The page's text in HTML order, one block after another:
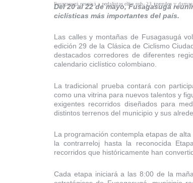
Fusagasugá reunirá a pedalistas élite, sub-23, juveniles y
Del 20 al 22 de mayo, Fusagasugá
ciclísticas más importantes del país.
Las calles y montañas de Fusagasugá
edición 29 de la Clásica de Ciclismo
destacados corredores de diferentes
calendario ciclístico colombiano.
La tradicional prueba contará con
como una vitrina para nuevos talentos y
exigentes recorridos diseñados para
distintos terrenos del municipio y sus
La programación contempla etapas de
la contrarreloj hasta la reconocida
recorridos que históricamente han
Cada etapa iniciará a las 8:00 de la